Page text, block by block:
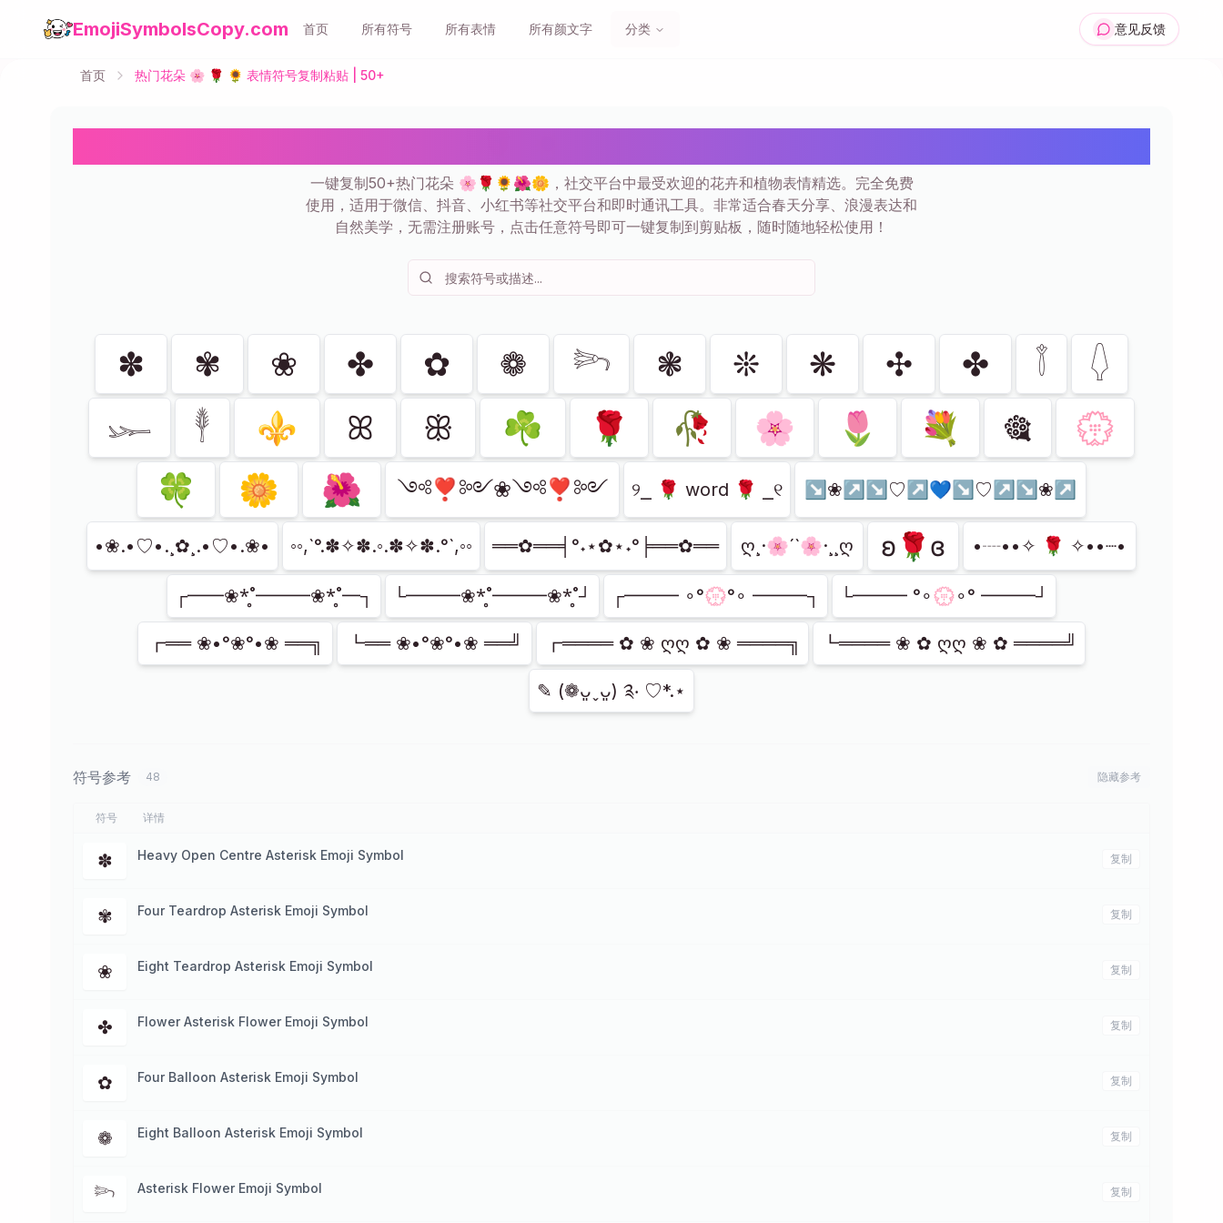
EmojiSymbolsCopy.com 首页 所有符号 所有表情 所有颜文字 分类 意见反馈
首页 热门花朵 🌸 🌹 🌻 表情符号复制粘贴 | 50+
一键复制50+热门花朵 🌸🌹🌻🌺🌼，社交平台中最受欢迎的花卉和植物表情精选。完全免费
使用，适用于微信、抖音、小红书等社交平台和即时通讯工具。非常适合春天分享、浪漫表达和
自然美学，无需注册账号，点击任意符号即可一键复制到剪贴板，随时随地轻松使用！
✽ ✾ ❀ ✤ ✿ ❁ 𓆸 ❃ ❊ ❋ ✣ ✤ 𓇕
𓆭
𓆱
𓇣 ⚜ ꕤ ꕥ ☘ 🌹 🥀 🌸 🌷 💐 🎕
💮
🍀
🌼 🌺 ༺❣༻❀༺❣༻ ୨⎯ 🌹 word 🌹 ⎯୧ ↘❀↗↘♡↗💙↘♡↗↘❀↗
•❀.•♡•.¸✿¸.•♡•.❀• ◦◦,`°.✽✧✽.◦.✽✧✽.°`,◦◦ ══✿══╡°˖⋆✿⋆˖°╞══✿══ ღ¸·🌸´`🌸·¸¸ღ ʚ🌹ɞ •┈••✧ 🌹 ✧••┈•
┌━━❀*̥˚━━━❀*̥˚━┐ └━━━❀*̥˚━━━❀*̥˚┘ ┌━━━ ∘°💮°∘ ━━━┐ └━━━ °∘💮∘° ━━━┘
┏══ ❀•°❀°•❀ ══╗ ┗══ ❀•°❀°•❀ ══╝ ┏════ ✿ ❀ ღღ ✿ ❀ ════╗ ┗════ ❀ ✿ ღღ ❀ ✿ ════╝
✎ (❁ᴗ͈ˬᴗ͈) ༉‧ ♡*.⋆
符号参考 48 隐藏参考
符号 详情
✽ Heavy Open Centre Asterisk Emoji Symbol 复制
✾ Four Teardrop Asterisk Emoji Symbol 复制
❀ Eight Teardrop Asterisk Emoji Symbol 复制
✤ Flower Asterisk Flower Emoji Symbol 复制
✿ Four Balloon Asterisk Emoji Symbol 复制
❁ Eight Balloon Asterisk Emoji Symbol 复制
𓆸 Asterisk Flower Emoji Symbol 复制